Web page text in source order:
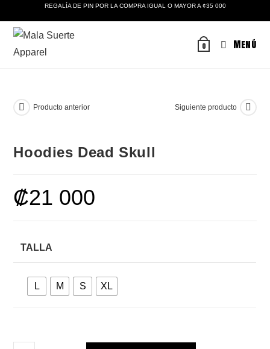
al
contenido
REGALÍA DE PIN POR LA COMPRA IGUAL O MAYOR A ¢35 000
0 Menú
Producto anterior Siguiente producto
Hoodies Dead Skull
₡21 000
TALLA
L M S XL